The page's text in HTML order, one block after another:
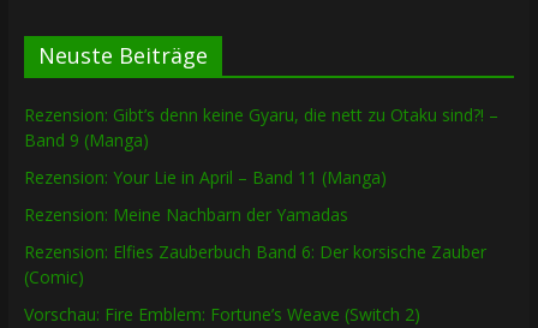
Neuste Beiträge
Rezension: Gibt’s denn keine Gyaru, die nett zu Otaku sind?! –
Band 9 (Manga)
Rezension: Your Lie in April – Band 11 (Manga)
Rezension: Meine Nachbarn der Yamadas
Rezension: Elfies Zauberbuch Band 6: Der korsische Zauber
(Comic)
Vorschau: Fire Emblem: Fortune’s Weave (Switch 2)